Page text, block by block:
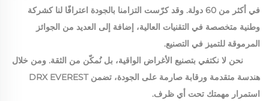
في أكثر من 60 دولة. وقد كرّست التزامنا بالجودة اعترافًا لنا كشركة
وطنية متخصصة في التقنيات العالية، إضافة إلى العديد من الجوائز
المرموقة للتميز في التصنيع.
نحن لا نكتفي بتصنيع الأغراض الواقية، بل نُمكّن من الثقة. ومن خلال
هندسة متقدمة ورقابة صارمة على الجودة، تضمن DRX EVEREST
استمرار مهمتك تحت أي ظرف.